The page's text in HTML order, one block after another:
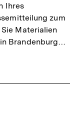
Ihres
zum
Materialien
Brandenburg…